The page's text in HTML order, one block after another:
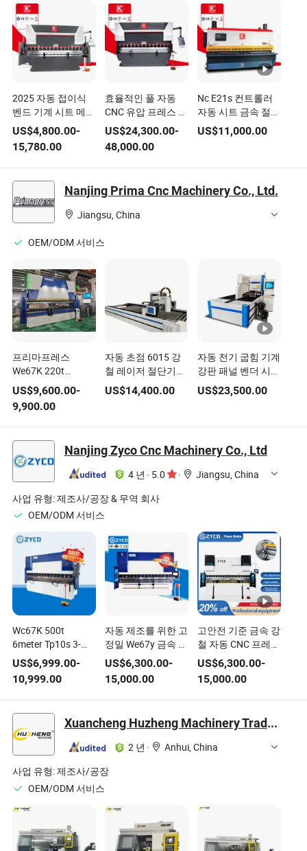
2025 자동 접이식
벤드 기계 시트 메탈
엣지 강철 굽힘 포르
션 브레이크 바 접기
벤더 프레스 브레이
크 기계 E21 컨트롤
러 파이프 벤딩 기계
가격
US$4,800.00-
15,780.00
효율적인 풀 자동
CNC 유압 프레스 브
레이크 기계, 신뢰할
수 있는 판금 굽힘에
사용됨
US$24,300.00-
48,000.00
Nc E21s 컨트롤러
자동 시트 금속 절단
기
US$11,000.00
Nanjing Prima Cnc Machinery Co., Ltd.
Jiangsu, China
OEM/ODM 서비스
프리마프레스
We67K 220t
3200mm 자동 CNC
유압 연강 판금 시트
프레스 브레이크 벤
딩 기계
US$9,600.00-
9,900.00
자동 초점 6015 강
철 레이저 절단기
3mm 5mm 고속 레
이툴스 레이저 헤드
US$14,400.00
자동 전기 굽힘 기계
강판 패널 벤더 시트
재료용
US$23,500.00
Nanjing Zyco Cnc Machinery Co., Ltd
4 년 · 5.0 ·
Jiangsu, China
사업 유형:제조사/공장 & 무역 회사
OEM/ODM 서비스
Wc67K 500t
6meter Tp10s 3-
Axis 플레이트 프레
스 브레이크 기계
100t 200t 400t
Da53/66/69t 자동
CNC 유압 시트 벤더
기계 시트 금속 벤딩
기계
US$6,999.00-
10,999.00
자동 제조를 위한 고
정밀 We67y 금속 시
트 벤딩 기계
US$6,300.00-
15,000.00
고안전 기준 금속 강
철 자동 CNC 프레스
브레이크 기계 금속
스테인리스 강판 유
압 굽힘 기계
US$6,300.00-
15,000.00
Xuancheng Huzheng Machinery Trading Co., Ltd.
2 년 ·
Anhui, China
사업 유형:제조사/공장
OEM/ODM 서비스